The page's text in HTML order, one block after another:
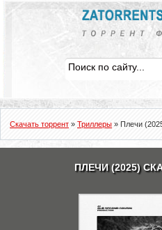
Скачать торрент » Триллеры » Плечи
ПЛЕЧИ (2025)